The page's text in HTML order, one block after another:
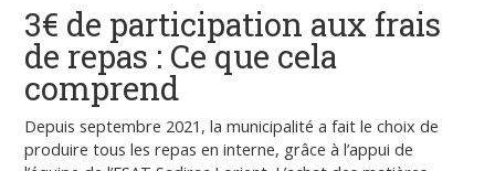
3€ de participation aux frais
de repas : Ce que cela
comprend
Depuis septembre 2021, la municipalité a fait le choix de
produire tous les repas en interne, grâce à l’appui de